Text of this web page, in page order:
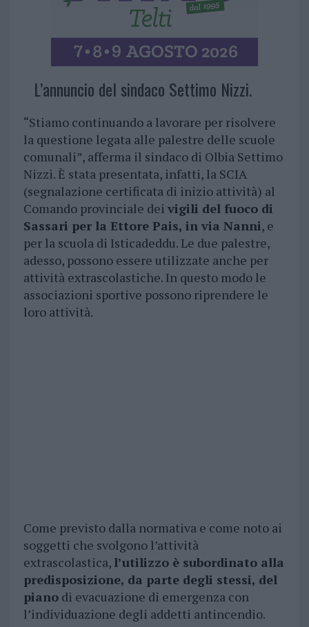
L’annuncio del sindaco Settimo Nizzi.
“Stiamo continuando a lavorare per risolvere
la questione legata alle palestre delle scuole
comunali”, afferma il sindaco di Olbia Settimo
Nizzi. È stata presentata, infatti, la SCIA
(segnalazione certificata di inizio attività) al
Comando provinciale dei vigili del fuoco di
Sassari per la Ettore Pais, in via Nanni, e
per la scuola di Isticadeddu. Le due palestre,
adesso, possono essere utilizzate anche per
attività extrascolastiche. In questo modo le
associazioni sportive possono riprendere le
loro attività.
Come previsto dalla normativa e come noto ai
soggetti che svolgono l’attività
extrascolastica, l’utilizzo è subordinato alla
predisposizione, da parte degli stessi, del
pianodi evacuazione di emergenza con
l’individuazione degli addetti antincendio.